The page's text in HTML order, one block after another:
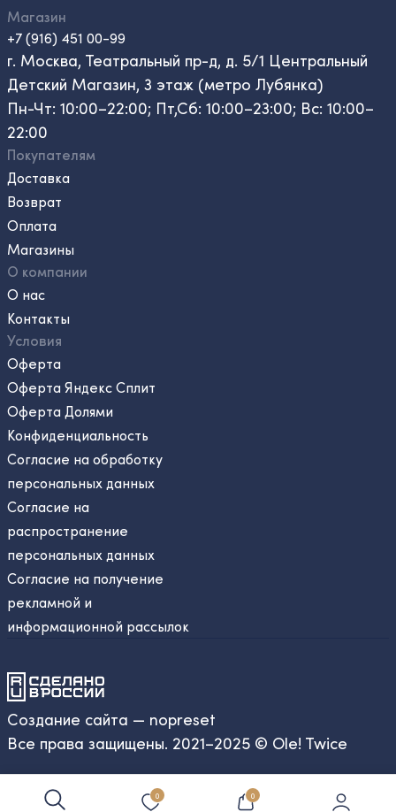
0 0
Магазин
+7 (916) 451 00-99
г. Москва, Театральный пр-д, д. 5/1 Центральный
Детский Магазин, 3 этаж (метро Лубянка)
Пн-Чт: 10:00–22:00; Пт,Сб: 10:00–23:00; Вс: 10:00–
22:00
Покупателям
Доставка
Возврат
Оплата
Магазины
О компании
О нас
Контакты
Условия
Оферта
Оферта Яндекс Сплит
Оферта Долями
Конфиденциальность
Согласие на обработку
персональных данных
Согласие на
распространение
персональных данных
Согласие на получение
рекламной и
информационной рассылок
Создание сайта — nopreset
Все права защищены. 2021–2025 © Ole! Twice